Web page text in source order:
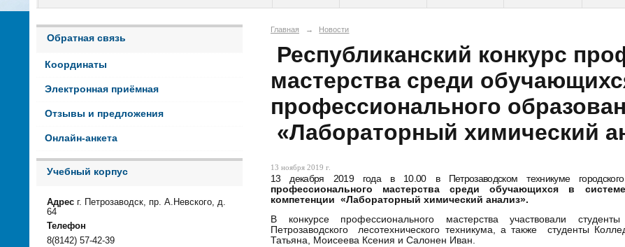
Обратная связь
Координаты
Электронная приёмная
Отзывы и предложения
Онлайн-анкета
Учебный корпус
Адрес г. Петрозаводск, пр. А.Невского, д.
64
Телефон
8(8142) 57-42-39
Главная → Новости
Республиканский конкурс
мастерства среди
профессионального
«Лабораторный химический
13 ноября 2019 г.
13 декабря 2019 года в 10.00 в Петрозаводском техникуме
профессионального мастерства среди обучающихся в
компетенции «Лабораторный химический анализ».
В конкурсе профессионального мастерства участвовали студенты
Петрозаводского лесотехнического техникума, а также студенты
Татьяна, Моисеева Ксения и Салонен Иван.